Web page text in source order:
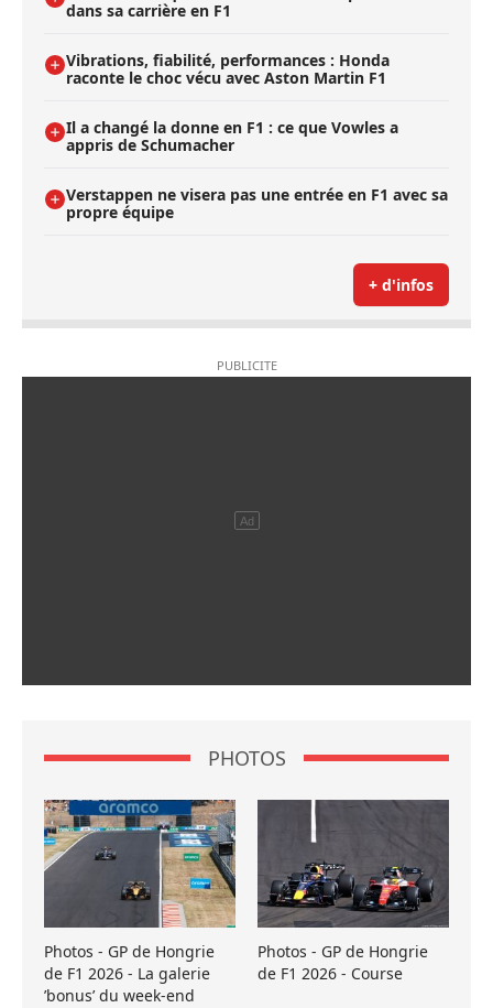
dans sa carrière en F1
Vibrations, fiabilité, performances : Honda
raconte le choc vécu avec Aston Martin F1
Il a changé la donne en F1 : ce que Vowles a
appris de Schumacher
Verstappen ne visera pas une entrée en F1 avec sa
propre équipe
+ d'infos
PHOTOS
Photos - GP de Hongrie
de F1 2026 - La galerie
’bonus’ du week-end
Photos - GP de Hongrie
de F1 2026 - Course